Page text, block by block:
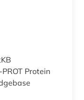
Protein